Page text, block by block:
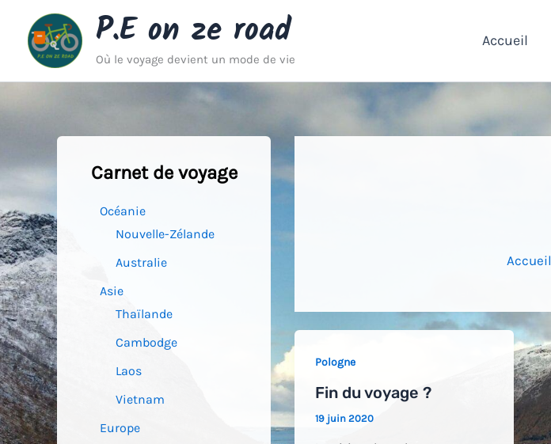
contenu
P.E on ze road
Où le voyage devient un mode de vie
Accueil
Carnet de voyage
Océanie
Nouvelle-Zélande
Australie
Asie
Thaïlande
Cambodge
Laos
Vietnam
Europe
Accueil
Pologne
Fin du voyage ?
19 juin 2020